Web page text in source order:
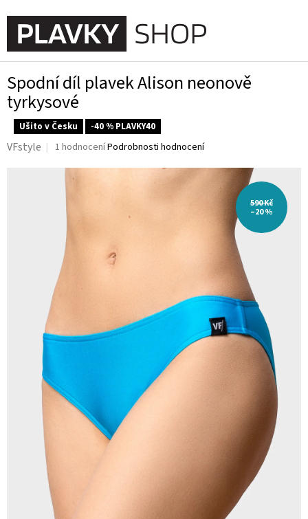
na
obsah
Spodní díl plavek Alison neonově
tyrkysové
Ušito v Česku -40 % PLAVKY40
Průměrné
produktu
5,0
hvězdiček.
1 hodnoceníPodrobnosti hodnocení
VFstyle
590 Kč
–20 %